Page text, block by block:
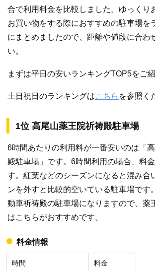
合で利用料金を比較しました。ゆっくり
お買い物をする際におすすめの駐車場を
にまとめましたので、距離や値段に合わ
い。
まずは平日の安いランキングTOP5をご紹
土日祝日のランキングはこちら を参照く
1位 高尾山薬王院祈祷殿駐車場
6時間あたりの利用料が一番安いのは「
殿駐車場」です。6時間利用の場合、料
す。紅葉などのシーズンになると混み合
ンを外すと比較的空いている駐車場です
動車祈祷殿の駐車場になりますので、薬
はこちらがおすすめです。
料金情報
時間 料金